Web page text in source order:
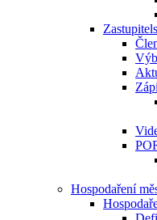
Hospodaření